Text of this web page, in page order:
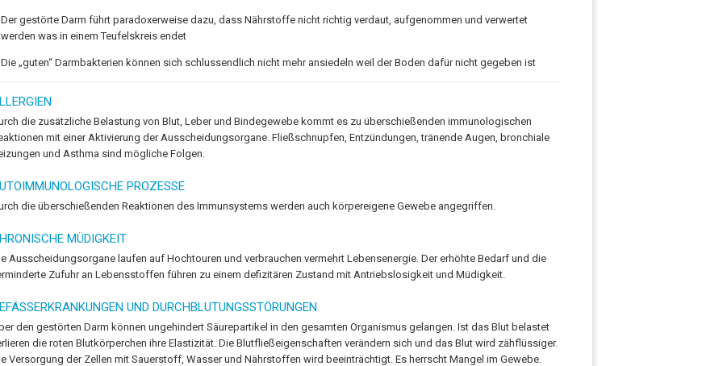
Der gestörte Darm führt paradoxerweise dazu, dass Nährstoffe nicht richtig verdaut, aufgenommen und verwertet
werden was in einem Teufelskreis endet
Die „guten“ Darmbakterien können sich schlussendlich nicht mehr ansiedeln weil der Boden dafür nicht gegeben ist
die zusätzliche Belastung von Blut, Leber und Bindegewebe kommt es zu überschießenden immunologischen
mit einer Aktivierung der Ausscheidungsorgane. Fließschnupfen, Entzündungen, tränende Augen, bronchiale
und Asthma sind mögliche Folgen.
PROZESSE
die überschießenden Reaktionen des Immunsystems werden auch körpereigene Gewebe angegriffen.
MÜDIGKEIT
Ausscheidungsorgane laufen auf Hochtouren und verbrauchen vermehrt Lebensenergie. Der erhöhte Bedarf und die
Zufuhr an Lebensstoffen führen zu einem defizitären Zustand mit Antriebslosigkeit und Müdigkeit.
UND DURCHBLUTUNGSSTÖRUNGEN
den gestörten Darm können ungehindert Säurepartikel in den gesamten Organismus gelangen. Ist das Blut belastet
die roten Blutkörperchen ihre Elastizität. Die Blutfließeigenschaften verändern sich und das Blut wird zähflüssiger.
Versorgung der Zellen mit Sauerstoff, Wasser und Nährstoffen wird beeinträchtigt. Es herrscht Mangel im Gewebe.